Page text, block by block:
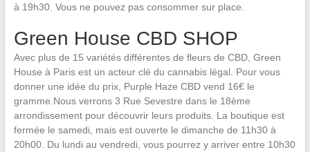
à 19h30. Vous ne pouvez pas consommer sur place.
Green House CBD SHOP
Avec plus de 15 variétés différentes de fleurs de CBD, Green
House à Paris est un acteur clé du cannabis légal. Pour vous
donner une idée du prix, Purple Haze CBD vend 16€ le
gramme.Nous verrons 3 Rue Sevestre dans le 18ème
arrondissement pour découvrir leurs produits. La boutique est
fermée le samedi, mais est ouverte le dimanche de 11h30 à
20h00. Du lundi au vendredi, vous pourrez y arriver entre 10h30